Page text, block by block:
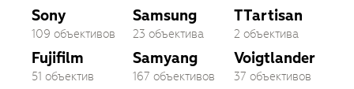
Sony
109 объективов
Fujifilm
51 объектив
Samsung
23 объектива
Samyang
167 объективов
TTartisan
2 объектива
Voigtlander
37 объективов